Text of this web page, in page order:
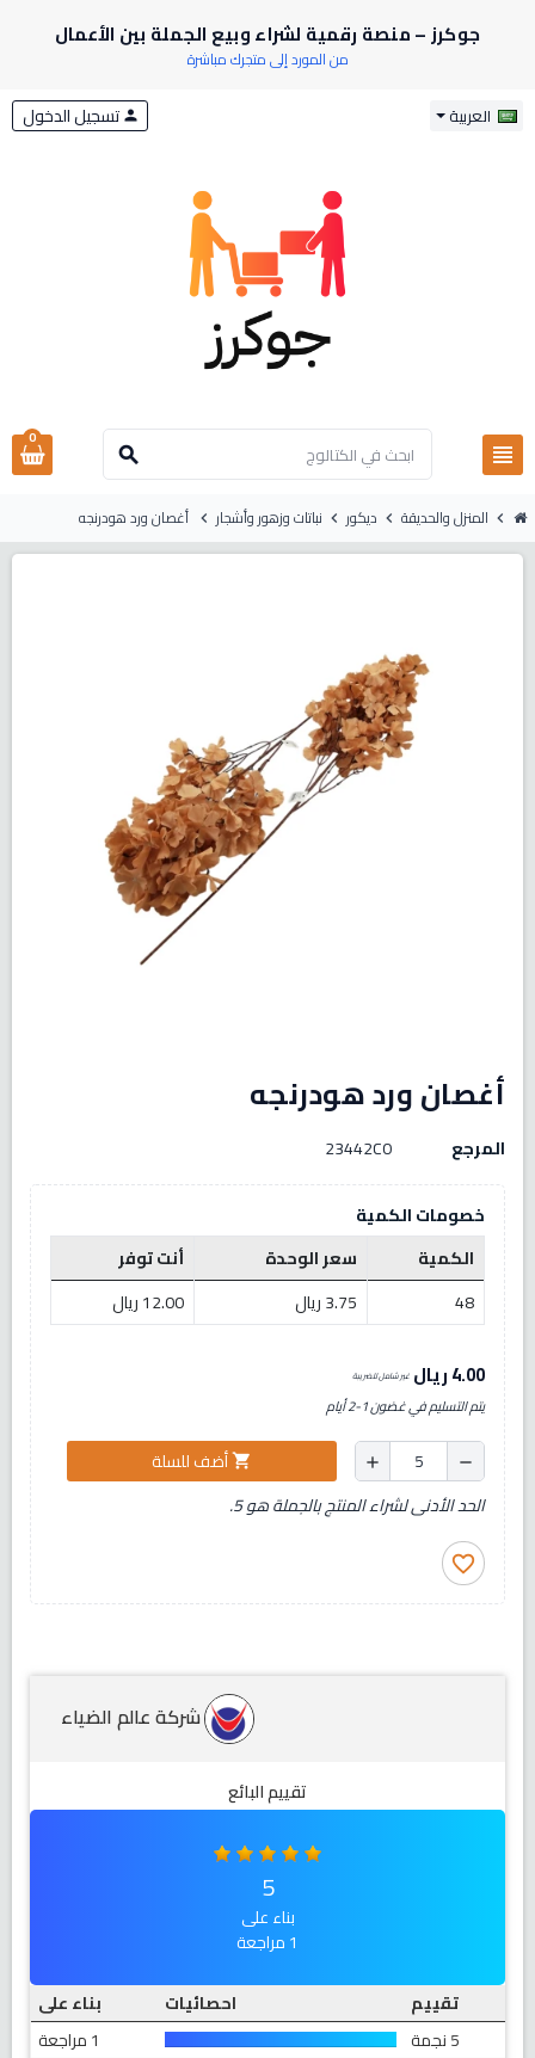
جوكرز – منصة رقمية لشراء وبيع الجملة بين الأعمال
من المورد إلى متجرك مباشرة
العربية
view_headline
search
person تسجيل الدخول
0
chevron_right المنزل والحديقة chevron_right ديكور chevron_right نباتات وزهور وأشجار chevron_right أغصان ورد هودرنجه
أغصان ورد هودرنجه
المرجع 23442C0
خصومات الكمية
الكمية
سعر الوحدة
أنت توفر
48
3.75 ريال 12.00 ريال
4.00 ريال غير شامل للضريبة
يتم التسليم في غضون 1-2 أيام
remove
add
shopping_cartأضف للسلة
الحد الأدنى لشراء المنتج بالجملة هو 5.
favorite_border
شركة عالم الضياء
تقييم البائع
5
بناء على
1 مراجعة
تقييم
احصائيات
بناء على
5 نجمة
1 مراجعة